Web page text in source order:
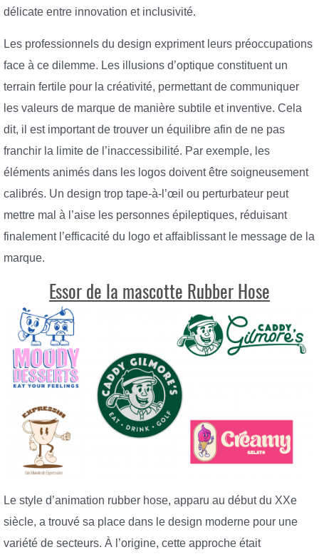
délicate entre innovation et inclusivité.
Les professionnels du design expriment leurs préoccupations
face à ce dilemme. Les illusions d’optique constituent un
terrain fertile pour la créativité, permettant de communiquer
les valeurs de marque de manière subtile et inventive. Cela
dit, il est important de trouver un équilibre afin de ne pas
franchir la limite de l’inaccessibilité. Par exemple, les
éléments animés dans les logos doivent être soigneusement
calibrés. Un design trop tape-à-l’œil ou perturbateur peut
mettre mal à l’aise les personnes épileptiques, réduisant
finalement l’efficacité du logo et affaiblissant le message de la
marque.
Essor de la mascotte Rubber Hose
Le style d’animation rubber hose, apparu au début du XXe
siècle, a trouvé sa place dans le design moderne pour une
variété de secteurs. À l’origine, cette approche était